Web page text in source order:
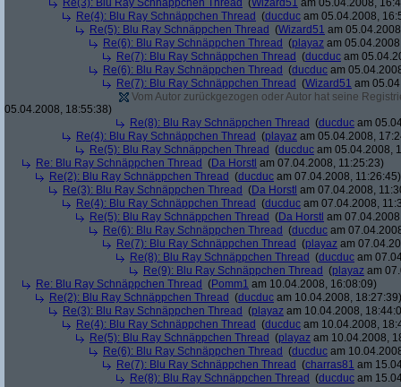
Re(3): Blu Ray Schnäppchen Thread (Wizard51 am 05.04.2008,
Re(4): Blu Ray Schnäppchen Thread (ducduc am 05.04.2008,
Re(5): Blu Ray Schnäppchen Thread (Wizard51 am
Re(6): Blu Ray Schnäppchen Thread (playaz am
Re(7): Blu Ray Schnäppchen Thread (ducduc am
Re(6): Blu Ray Schnäppchen Thread (ducduc am
Re(7): Blu Ray Schnäppchen Thread (Wizard51 am
Vom Autor zurückgezogen oder Autor hat seine
05.04.2008, 18:55:38)
Re(8): Blu Ray Schnäppchen Thread (ducduc am
Re(4): Blu Ray Schnäppchen Thread (playaz am 05.04.2008,
Re(5): Blu Ray Schnäppchen Thread (ducduc am 05.04.2008,
Re: Blu Ray Schnäppchen Thread (Da Horstl am 07.04.2008, 11:25:23)
Re(2): Blu Ray Schnäppchen Thread (ducduc am 07.04.2008, 11:26:45)
Re(3): Blu Ray Schnäppchen Thread (Da Horstl am 07.04.2008,
Re(4): Blu Ray Schnäppchen Thread (ducduc am 07.04.2008,
Re(5): Blu Ray Schnäppchen Thread (Da Horstl am
Re(6): Blu Ray Schnäppchen Thread (ducduc am
Re(7): Blu Ray Schnäppchen Thread (playaz am
Re(8): Blu Ray Schnäppchen Thread (ducduc am
Re(9): Blu Ray Schnäppchen Thread (playaz am
Re: Blu Ray Schnäppchen Thread (Pomm1 am 10.04.2008, 16:08:09)
Re(2): Blu Ray Schnäppchen Thread (ducduc am 10.04.2008, 18:27:39)
Re(3): Blu Ray Schnäppchen Thread (playaz am 10.04.2008,
Re(4): Blu Ray Schnäppchen Thread (ducduc am 10.04.2008,
Re(5): Blu Ray Schnäppchen Thread (playaz am 10.04.2008,
Re(6): Blu Ray Schnäppchen Thread (ducduc am
Re(7): Blu Ray Schnäppchen Thread (charras81 am
Re(8): Blu Ray Schnäppchen Thread (ducduc am